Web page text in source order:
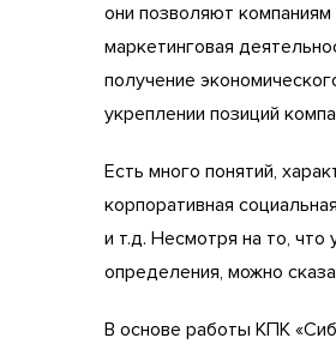
они позволяют
маркетинговая
получение
укреплении позиций
Есть много понятий,
корпоративная
и т.д. Несмотря на то, что
определения, можно
В основе работы КПК